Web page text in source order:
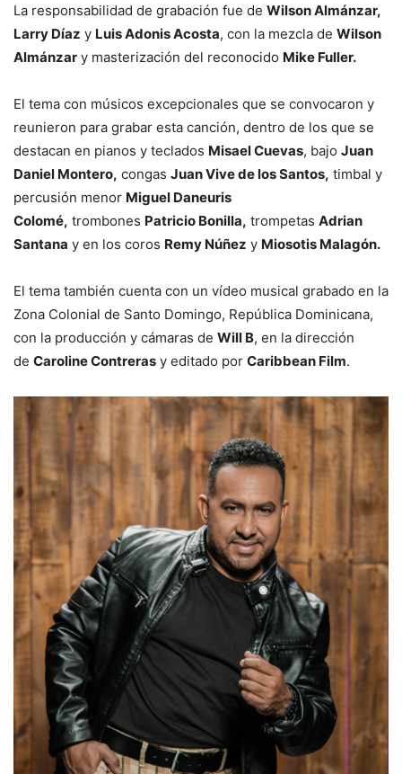
La responsabilidad de grabación fue de Wilson Almánzar,
Larry Díaz y Luis Adonis Acosta, con la mezcla de Wilson
Almánzar y masterización del reconocido Mike Fuller.
El tema con músicos excepcionales que se convocaron y
reunieron para grabar esta canción, dentro de los que se
destacan en pianos y teclados Misael Cuevas, bajo Juan
Daniel Montero, congas Juan Vive de los Santos, timbal y
percusión menor Miguel Daneuris
Colomé, trombones Patricio Bonilla, trompetas Adrian
Santana y en los coros Remy Núñez y Miosotis Malagón.
El tema también cuenta con un vídeo musical grabado en la
Zona Colonial de Santo Domingo, República Dominicana,
con la producción y cámaras de Will B, en la dirección
de Caroline Contreras y editado por Caribbean Film.